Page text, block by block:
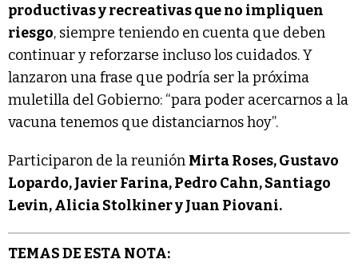
productivas y recreativas que no impliquen
riesgo, siempre teniendo en cuenta que deben
continuar y reforzarse incluso los cuidados. Y
lanzaron una frase que podría ser la próxima
muletilla del Gobierno: “para poder acercarnos a la
vacuna tenemos que distanciarnos hoy”.
Participaron de la reunión Mirta Roses, Gustavo
Lopardo, Javier Farina, Pedro Cahn, Santiago
Levin, Alicia Stolkiner y Juan Piovani.
TEMAS DE ESTA NOTA: